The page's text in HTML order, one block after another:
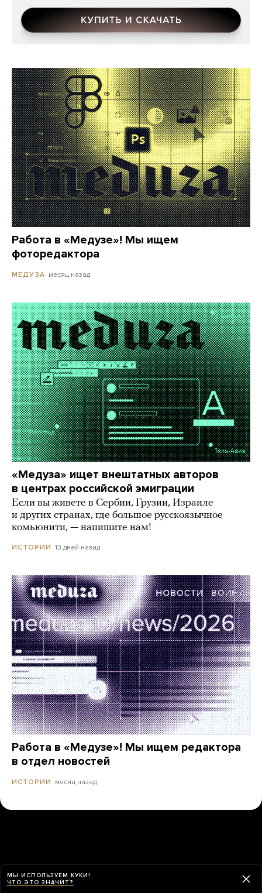
Работа в «Медузе»! Мы ищем
фоторедактора
МЕДУЗА месяц назад
«Медуза» ищет внештатных авторов
в центрах российской эмиграции
Если вы живете в Сербии, Грузии, Израиле
и других странах, где большое русскоязычное
комьюнити, — напишите нам!
ИСТОРИИ 13 дней назад
Работа в «Медузе»! Мы ищем редактора
в отдел новостей
ИСТОРИИ месяц назад
МЫ ИСПОЛЬЗУЕМ КУКИ!
ЧТО ЭТО ЗНАЧИТ?